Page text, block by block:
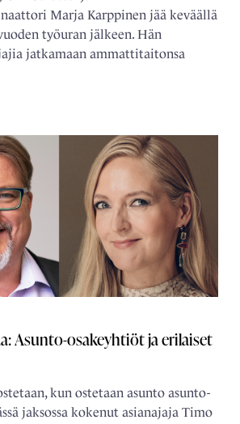
Marja Karppinen jää keväällä
työuran jälkeen. Hän
jatkamaan ammattitaitonsa
Asunto-osakeyhtiöt ja erilaiset
kun ostetaan asunto asunto-
jaksossa kokenut asianajaja Timo